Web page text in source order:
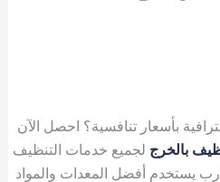
بأسعار تنافسية؟ احصل الآن
بالخرج لجميع خدمات التنظيف
يستخدم أفضل المعدات والمواد